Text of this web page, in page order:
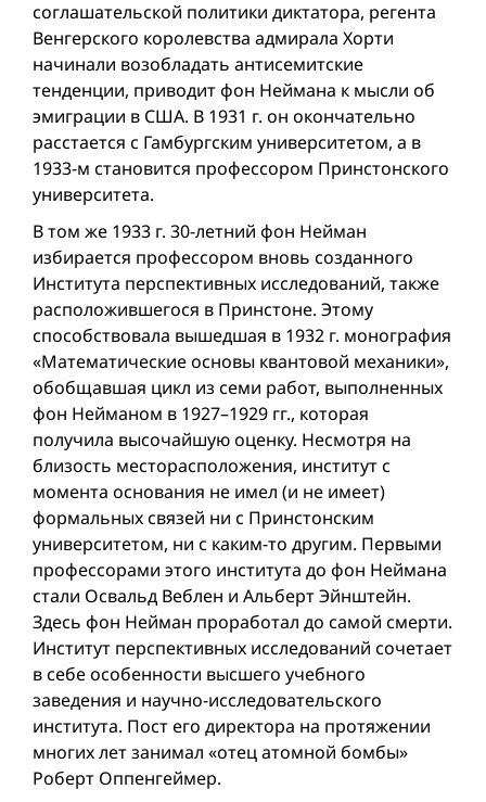
соглашательской политики диктатора, регента
Венгерского королевства адмирала Хорти
начинали возобладать антисемитские
тенденции, приводит фон Неймана к мысли об
эмиграции в США. В 1931 г. он окончательно
расстается с Гамбургским университетом, а в
1933-м становится профессором Принстонского
университета.
В том же 1933 г. 30-летний фон Нейман
избирается профессором вновь созданного
Института перспективных исследований, также
расположившегося в Принстоне. Этому
способствовала вышедшая в 1932 г. монография
«Математические основы квантовой механики»,
обобщавшая цикл из семи работ, выполненных
фон Нейманом в 1927–1929 гг., которая
получила высочайшую оценку. Несмотря на
близость месторасположения, институт с
момента основания не имел (и не имеет)
формальных связей ни с Принстонским
университетом, ни с каким-то другим. Первыми
профессорами этого института до фон Неймана
стали Освальд Веблен и Альберт Эйнштейн.
Здесь фон Нейман проработал до самой смерти.
Институт перспективных исследований сочетает
в себе особенности высшего учебного
заведения и научно-исследовательского
института. Пост его директора на протяжении
многих лет занимал «отец атомной бомбы»
Роберт Оппенгеймер.